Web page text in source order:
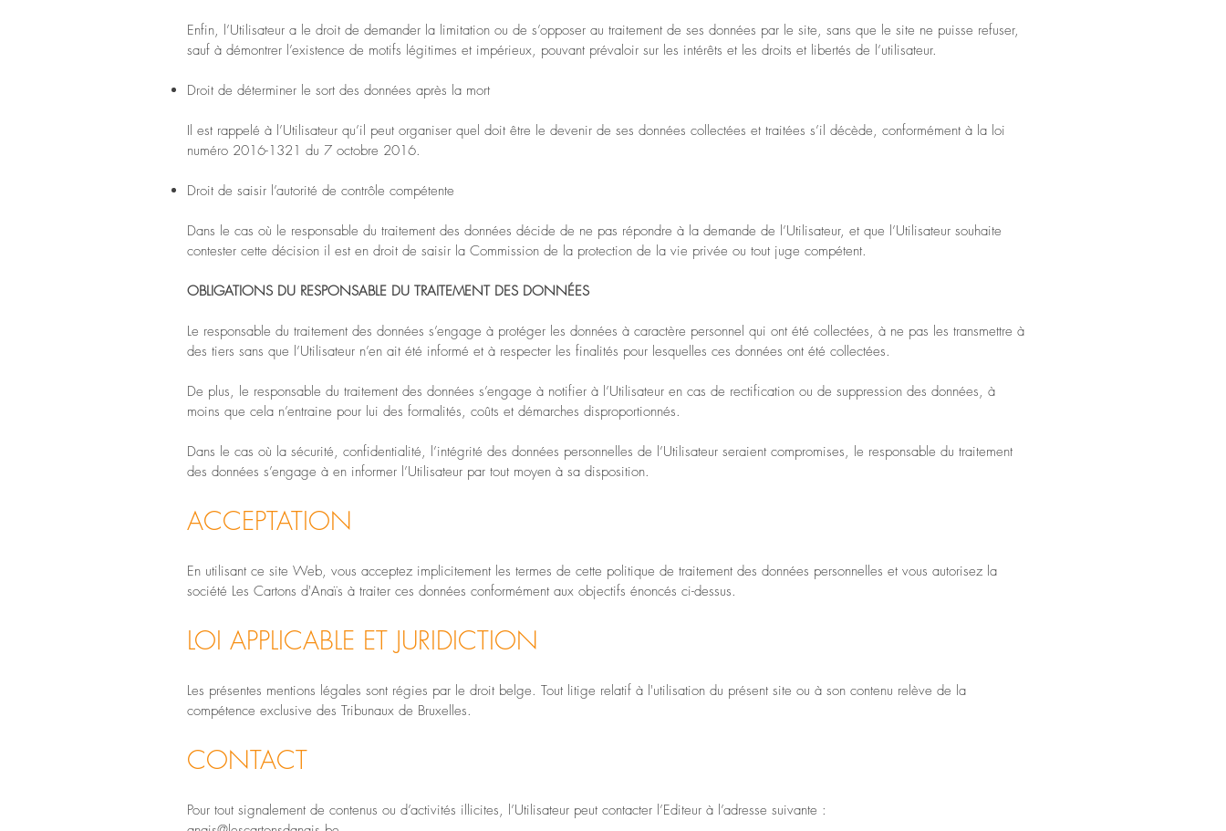
Enfin, l’Utilisateur a le droit de demander la limitation ou de s’opposer au traitement de ses données par le site, sans que le site ne puisse refuser,
sauf à démontrer l’existence de motifs légitimes et impérieux, pouvant prévaloir sur les intérêts et les droits et libertés de l’utilisateur.
Droit de déterminer le sort des données après la mort
Il est rappelé à l’Utilisateur qu’il peut organiser quel doit être le devenir de ses données collectées et traitées s’il décède, conformément à la loi
numéro 2016-1321 du 7 octobre 2016.
Droit de saisir l’autorité de contrôle compétente
Dans le cas où le responsable du traitement des données décide de ne pas répondre à la demande de l’Utilisateur, et que l’Utilisateur souhaite
contester cette décision il est en droit de saisir la Commission de la protection de la vie privée ou tout juge compétent.
OBLIGATIONS DU RESPONSABLE DU TRAITEMENT DES DONNÉES
Le responsable du traitement des données s’engage à protéger les données à caractère personnel qui ont été collectées, à ne pas les transmettre à
des tiers sans que l’Utilisateur n’en ait été informé et à respecter les finalités pour lesquelles ces données ont été collectées.
De plus, le responsable du traitement des données s’engage à notifier à l’Utilisateur en cas de rectification ou de suppression des données, à
moins que cela n’entraine pour lui des formalités, coûts et démarches disproportionnés.
Dans le cas où la sécurité, confidentialité, l’intégrité des données personnelles de l’Utilisateur seraient compromises, le responsable du traitement
des données s’engage à en informer l’Utilisateur par tout moyen à sa disposition.
ACCEPTATION
En utilisant ce site Web, vous acceptez implicitement les termes de cette politique de traitement des données personnelles et vous autorisez la
société Les Cartons d'Anaïs à traiter ces données conformément aux objectifs énoncés ci-dessus.
LOI APPLICABLE ET JURIDICTION
Les présentes mentions légales sont régies par le droit belge. Tout litige relatif à l'utilisation du présent site ou à son contenu relève de la
compétence exclusive des Tribunaux de Bruxelles.
CONTACT
Pour tout signalement de contenus ou d’activités illicites, l’Utilisateur peut contacter l’Editeur à l’adresse suivante :